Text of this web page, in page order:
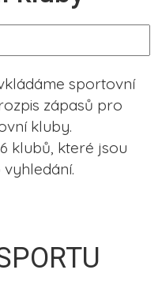
sportovní
zápasů pro
kluby.
klubů, které jsou